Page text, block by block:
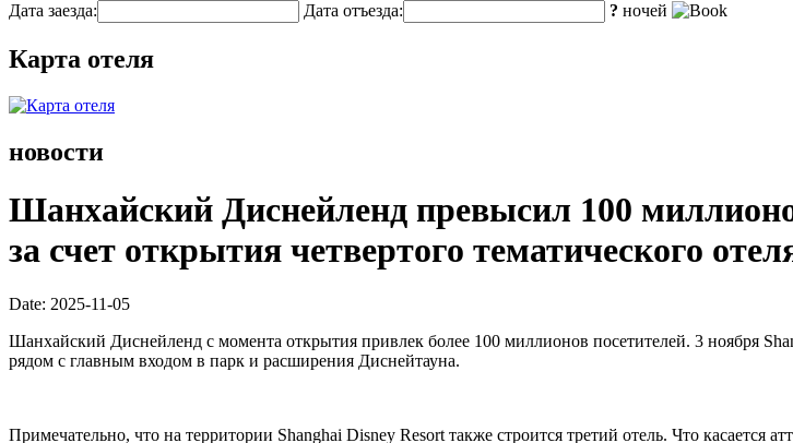
Дата заезда:
Дата отъезда: ? ночей
Карта отеля
новости
Шанхайский Диснейленд превысил 100
за счет открытия четвертого тематического
Date: 2025-11-05
Шанхайский Диснейленд с момента открытия привлек более 100 миллионов посетителей. 3 ноября
рядом с главным входом в парк и расширения Диснейтауна.
Примечательно, что на территории Shanghai Disney Resort также строится третий отель. Что касается